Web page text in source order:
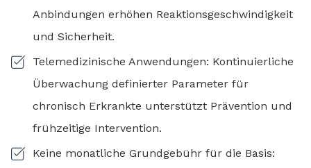
Anbindungen erhöhen Reaktionsgeschwindigkeit
und Sicherheit.
Telemedizinische Anwendungen: Kontinuierliche
Überwachung definierter Parameter für
chronisch Erkrankte unterstützt Prävention und
frühzeitige Intervention.
Keine monatliche Grundgebühr für die Basis: